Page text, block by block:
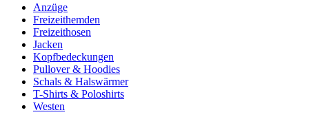
Anzüge
Freizeithemden
Freizeithosen
Jacken
Kopfbedeckungen
Pullover & Hoodies
Schals & Halswärmer
T-Shirts & Poloshirts
Westen